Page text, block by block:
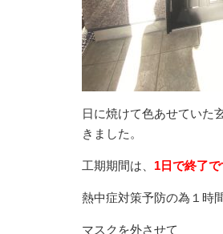
日に焼けて色あせていた
きました。
工期期間は、 1日で終了で
熱中症対策予防の為１時
マスクを外させて